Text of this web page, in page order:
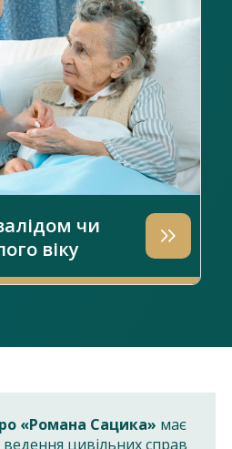
чи
віку
«Романа Сацика» має
ведення цивільних справ